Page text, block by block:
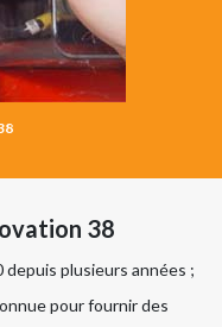
38
depuis plusieurs années ;
pour fournir des